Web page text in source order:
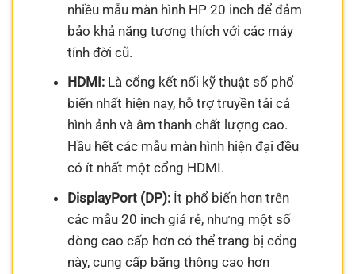
nhiều mẫu màn hình HP 20 inch để đảm
bảo khả năng tương thích với các máy
tính đời cũ.
HDMI:Là cổng kết nối kỹ thuật số phổ
biến nhất hiện nay, hỗ trợ truyền tải cả
hình ảnh và âm thanh chất lượng cao.
Hầu hết các mẫu màn hình hiện đại đều
có ít nhất một cổng HDMI.
DisplayPort (DP):Ít phổ biến hơn trên
các mẫu 20 inch giá rẻ, nhưng một số
dòng cao cấp hơn có thể trang bị cổng
này, cung cấp băng thông cao hơn